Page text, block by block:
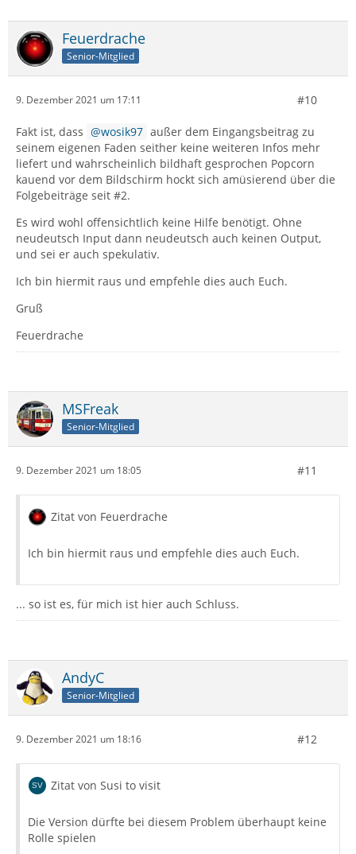
Feuerdrache
Senior-Mitglied
9. Dezember 2021 um 17:11 #10
Fakt ist, dass wosik97 außer dem Eingangsbeitrag zu
seinem eigenen Faden seither keine weiteren Infos mehr
liefert und wahrscheinlich bildhaft gesprochen Popcorn
kauend vor dem Bildschirm hockt sich amüsierend über die
Folgebeiträge seit #2.
Es wird wohl offensichtlich keine Hilfe benötigt. Ohne
neudeutsch Input dann neudeutsch auch keinen Output,
und sei er auch spekulativ.
Ich bin hiermit raus und empfehle dies auch Euch.
Gruß
Feuerdrache
MSFreak
Senior-Mitglied
9. Dezember 2021 um 18:05 #11
Zitat von Feuerdrache
Ich bin hiermit raus und empfehle dies auch Euch.
... so ist es, für mich ist hier auch Schluss.
AndyC
Senior-Mitglied
9. Dezember 2021 um 18:16 #12
Zitat von Susi to visit
Die Version dürfte bei diesem Problem überhaupt keine
Rolle spielen